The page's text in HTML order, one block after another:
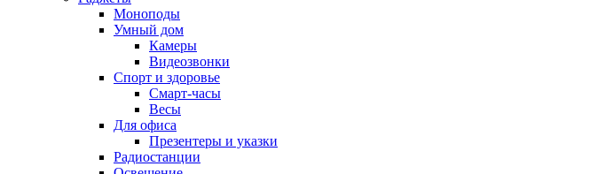
Моноподы
Умный дом
Камеры
Видеозвонки
Спорт и здоровье
Смарт-часы
Весы
Для офиса
Презентеры и указки
Радиостанции